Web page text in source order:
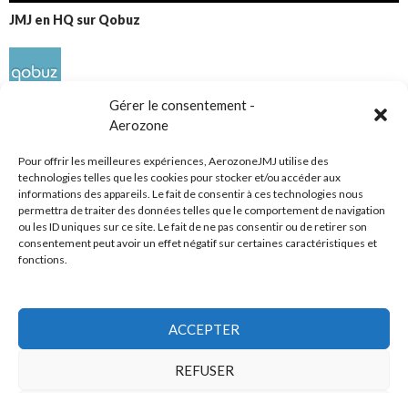
Gérer le consentement -
Aerozone
Pour offrir les meilleures expériences, AerozoneJMJ utilise des
technologies telles que les cookies pour stocker et/ou accéder aux
informations des appareils. Le fait de consentir à ces technologies nous
permettra de traiter des données telles que le comportement de navigation
ou les ID uniques sur ce site. Le fait de ne pas consentir ou de retirer son
consentement peut avoir un effet négatif sur certaines caractéristiques et
fonctions.
ACCEPTER
REFUSER
JMJ en HQ sur Qobuz
Réseaux sociaux
© Mars 2006-Août 2026